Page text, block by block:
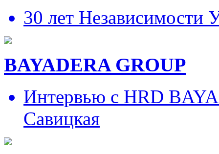
30 лет Независимости
BAYADERA GROUP
Интервью с HRD
Савицкая